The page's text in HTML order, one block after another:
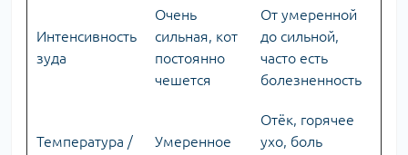
Интенсивность
зуда
Очень
сильная, кот
постоянно
чешется
От умеренной
до сильной,
часто есть
болезненность
Температура /
Умеренное
Отёк, горячее
ухо, боль